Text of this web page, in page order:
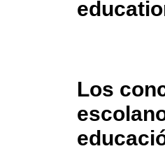
Los